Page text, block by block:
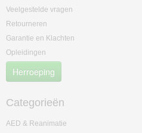
Veelgestelde vragen
Retourneren
Garantie en Klachten
Opleidingen
Herroeping
Categorieën
AED & Reanimatie